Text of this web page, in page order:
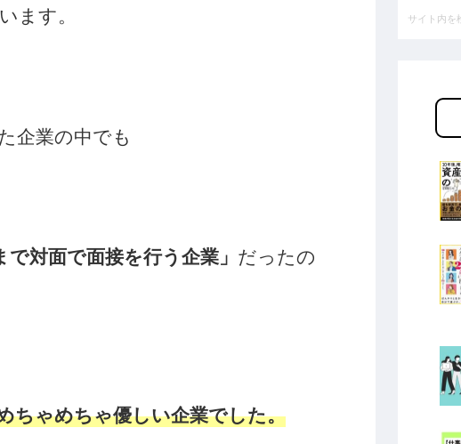
ます。
企業の中でも
対面で面接を行う企業」 だったの
ちゃめちゃ優しい企業でした。